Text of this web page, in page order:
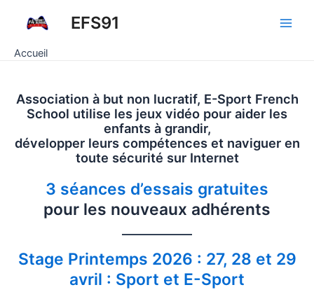
EFS91
Accueil
Association à but non lucratif, E-Sport French
School utilise les jeux vidéo pour aider les
enfants à grandir,
développer leurs compétences et naviguer en
toute sécurité sur Internet
3 séances d’essais gratuites
pour les nouveaux adhérents
Stage Printemps 2026 : 27, 28 et 29
avril : Sport et E-Sport